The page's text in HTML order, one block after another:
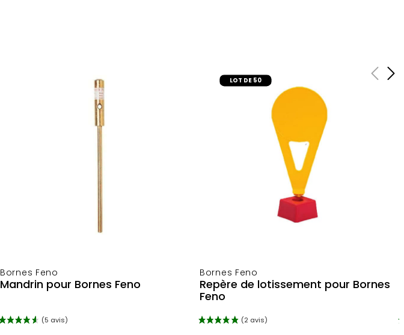
ajouter au panier
Bornes Feno
Mandrin pour Bornes Feno
ajouter au panier
LOT DE 50
Bornes Feno
Repère de lotissement pour Bornes
Feno